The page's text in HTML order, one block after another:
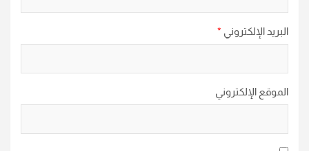
البريد الإلكتروني *
الموقع الإلكتروني